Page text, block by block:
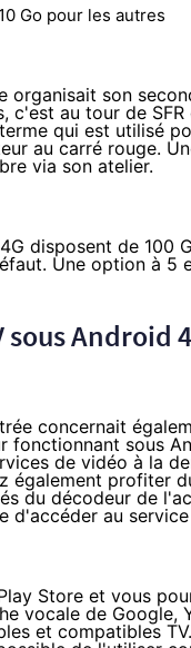
Go pour les autres
organisait son
c'est au tour de SFR
qui est utilisé
au carré rouge.
via son atelier.
4G disposent de 100
Une option à
sous Android
concernait
sous
de vidéo à la
également profiter
du décodeur de
au
Store et vous
vocale de Google,
et compatibles